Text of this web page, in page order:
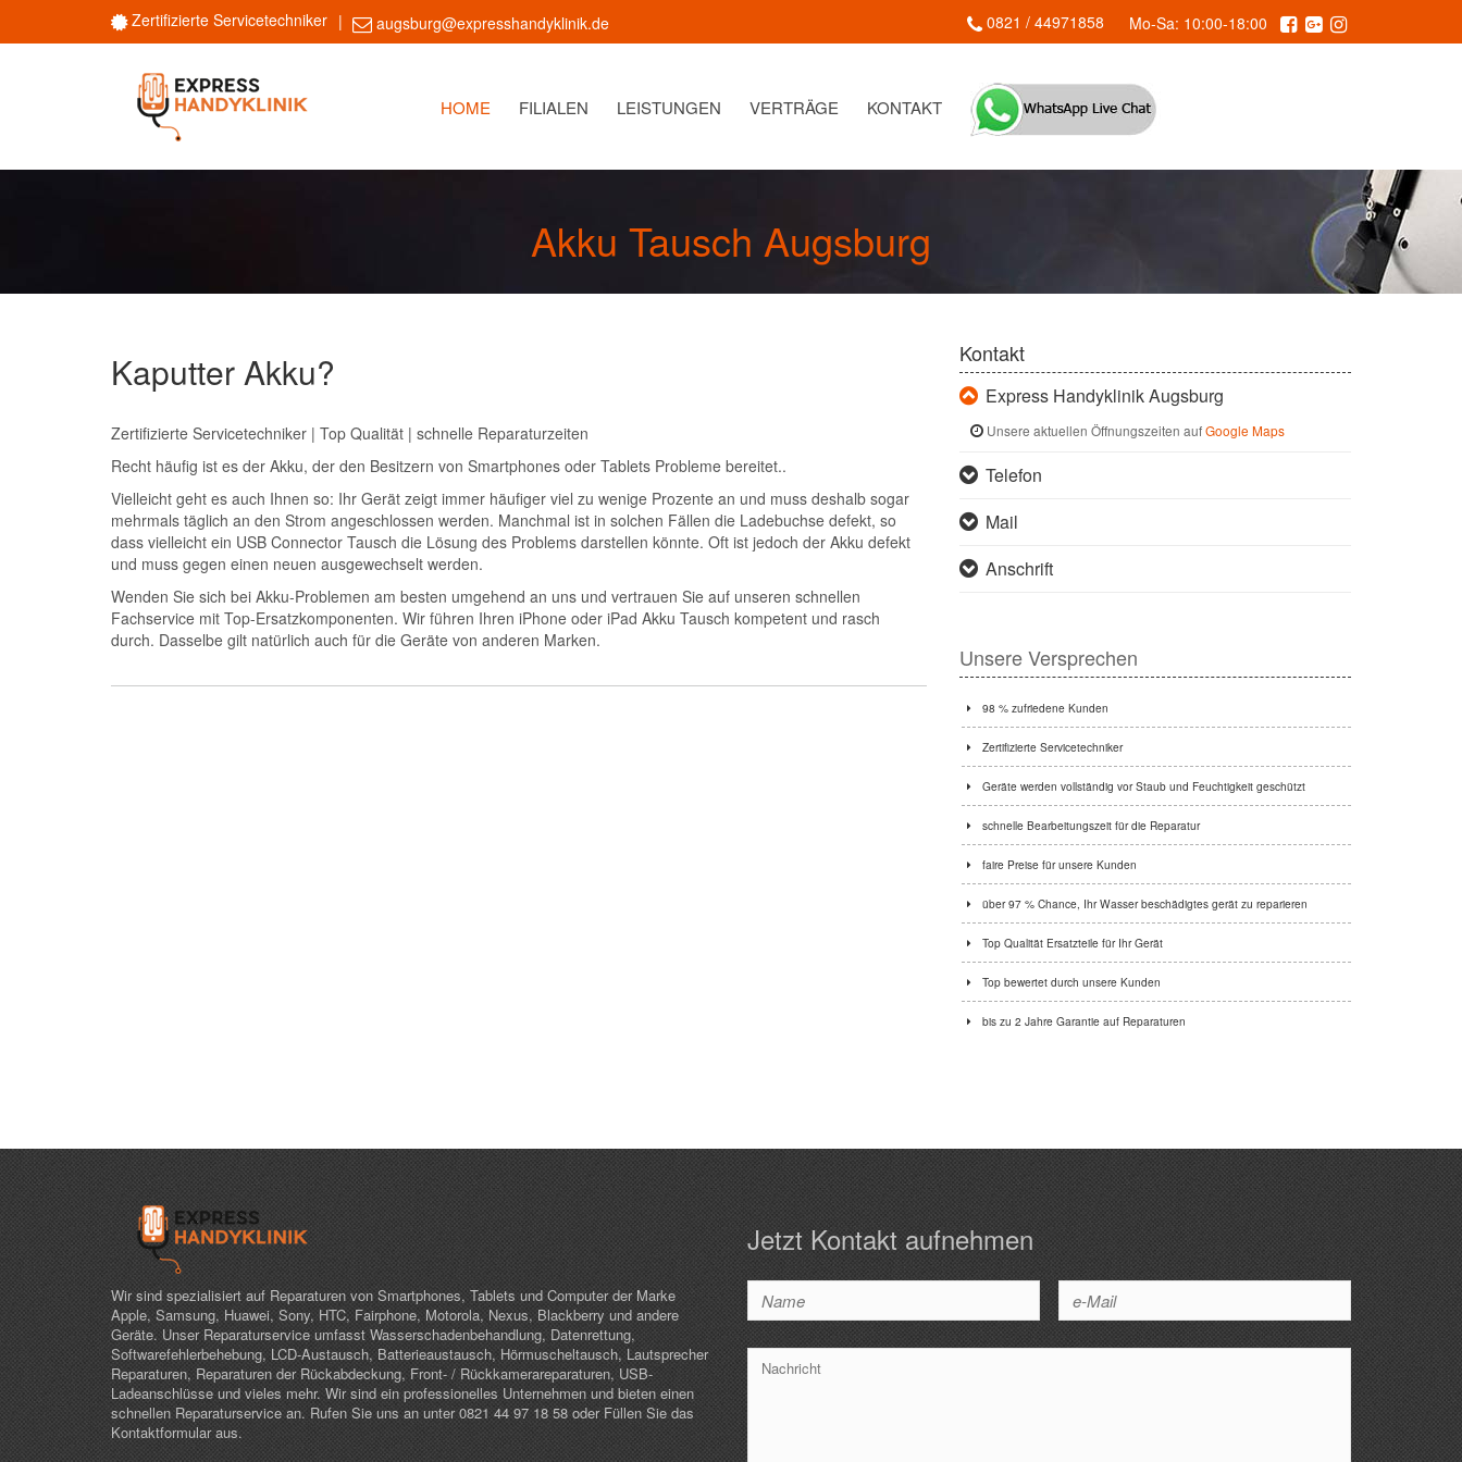
Zertifizierte Servicetechniker augsburg@expresshandyklinik.de 0821 / 44971858 Mo-Sa: 10:00-18:00
HOME FILIALEN LEISTUNGEN VERTRÄGE KONTAKT
Akku Tausch Augsburg
Kaputter Akku?
Zertifizierte Servicetechniker | Top Qualität | schnelle Reparaturzeiten
Recht häufig ist es der Akku, der den Besitzern von Smartphones oder Tablets Probleme bereitet..
Vielleicht geht es auch Ihnen so: Ihr Gerät zeigt immer häufiger viel zu wenige Prozente an und muss deshalb sogar
mehrmals täglich an den Strom angeschlossen werden. Manchmal ist in solchen Fällen die Ladebuchse defekt, so
dass vielleicht ein USB Connector Tausch die Lösung des Problems darstellen könnte. Oft ist jedoch der Akku defekt
und muss gegen einen neuen ausgewechselt werden.
Wenden Sie sich bei Akku-Problemen am besten umgehend an uns und vertrauen Sie auf unseren schnellen
Fachservice mit Top-Ersatzkomponenten. Wir führen Ihren iPhone oder iPad Akku Tausch kompetent und rasch
durch. Dasselbe gilt natürlich auch für die Geräte von anderen Marken.
Kontakt
Express Handyklinik Augsburg
Unsere aktuellen Öffnungszeiten aufGoogle Maps
Telefon
Mail
Anschrift
Unsere Versprechen
98 % zufriedene Kunden
Zertifizierte Servicetechniker
Geräte werden vollständig vor Staub und Feuchtigkeit geschützt
schnelle Bearbeitungszeit für die Reparatur
faire Preise für unsere Kunden
über 97 % Chance, Ihr Wasser beschädigtes gerät zu reparieren
Top Qualität Ersatzteile für Ihr Gerät
Top bewertet durch unsere Kunden
bis zu 2 Jahre Garantie auf Reparaturen
Wir sind spezialisiert auf Reparaturen von Smartphones, Tablets und Computer der Marke
Apple, Samsung, Huawei, Sony, HTC, Fairphone, Motorola, Nexus, Blackberry und andere
Geräte. Unser Reparaturservice umfasst Wasserschadenbehandlung, Datenrettung,
Softwarefehlerbehebung, LCD-Austausch, Batterieaustausch, Hörmuscheltausch, Lautsprecher
Reparaturen, Reparaturen der Rückabdeckung, Front- / Rückkamerareparaturen, USB-
Ladeanschlüsse und vieles mehr. Wir sind ein professionelles Unternehmen und bieten einen
schnellen Reparaturservice an. Rufen Sie uns an unter 0821 44 97 18 58 oder Füllen Sie das
Kontaktformular aus.
Jetzt Kontakt aufnehmen